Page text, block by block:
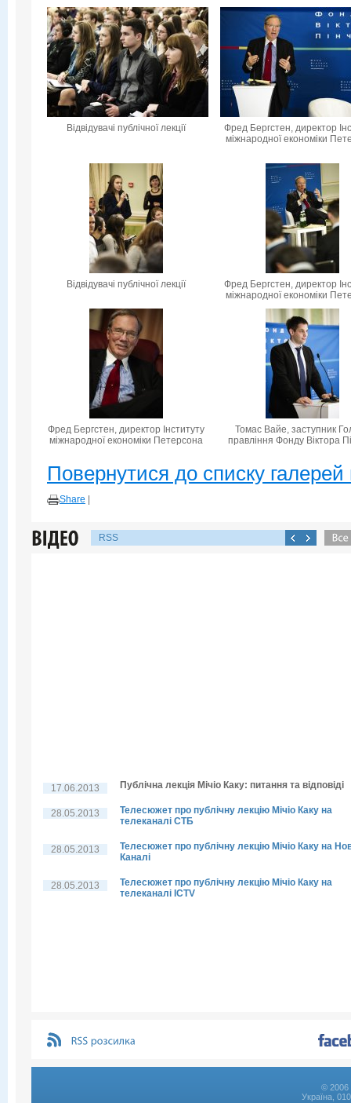
Відвідувачі публічної лекції
Фред Бергстен, директор
міжнародної економіки
Відвідувачі публічної лекції
Фред Бергстен, директор
міжнародної економіки
Фред Бергстен, директор Інституту
міжнародної економіки Петерсона
Томас Вайе, заступник
правління Фонду Віктора
Повернутися до списку галерей
Share
RSS
17.06.2013 Публічна лекція Мічіо Каку: питання та відповіді
28.05.2013
Телесюжет про публічну лекцію Мічіо Каку на
телеканалі СТБ
28.05.2013
Телесюжет про публічну лекцію Мічіо Каку на
Каналі
28.05.2013
Телесюжет про публічну лекцію Мічіо Каку на
телеканалі ICTV
© 2006
Україна,